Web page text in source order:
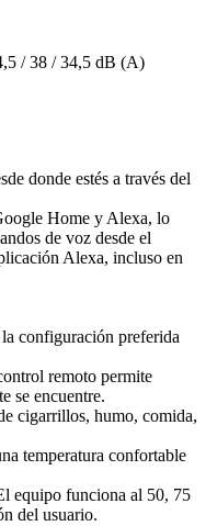
/ 38 / 34,5 dB (A)
donde estés a través del
Home y Alexa, lo
de voz desde el
Alexa, incluso en
configuración preferida
remoto permite
se encuentre.
cigarrillos, humo, comida,
temperatura confortable
equipo funciona al 50, 75
del usuario.